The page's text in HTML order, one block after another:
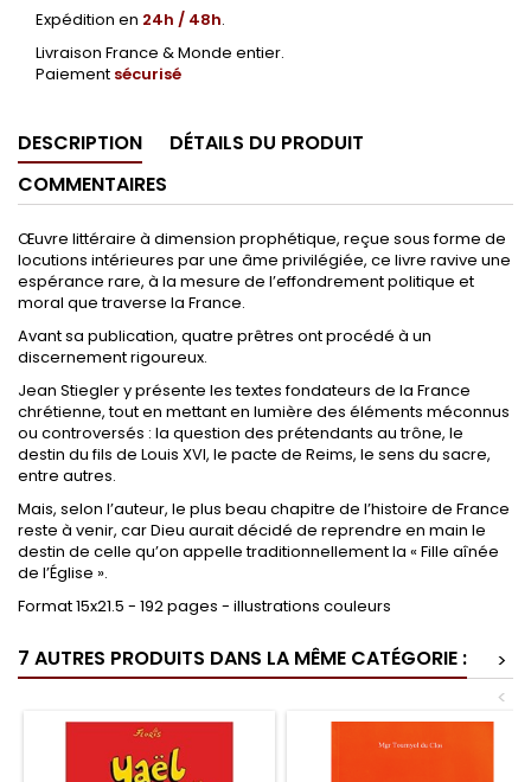
Expédition en 24h / 48h.
Livraison France & Monde entier.
Paiement sécurisé
DESCRIPTION
DÉTAILS DU PRODUIT
COMMENTAIRES
Œuvre littéraire à dimension prophétique, reçue sous forme de
locutions intérieures par une âme privilégiée, ce livre ravive une
espérance rare, à la mesure de l’effondrement politique et
moral que traverse la France.
Avant sa publication, quatre prêtres ont procédé à un
discernement rigoureux.
Jean Stieglery présente les textes fondateurs de la France
chrétienne, tout en mettant en lumière des éléments méconnus
ou controversés : la question des prétendants au trône, le
destin du fils de Louis XVI, le pacte de Reims, le sens du sacre,
entre autres.
Mais, selon l’auteur, le plus beau chapitre de l’histoire de France
reste à venir, car Dieu aurait décidé de reprendre en main le
destin de celle qu’on appelle traditionnellement la « Fille aînée
de l’Église ».
Format 15x21.5 - 192 pages - illustrations couleurs
7 AUTRES PRODUITS DANS LA MÊME CATÉGORIE :
>
<